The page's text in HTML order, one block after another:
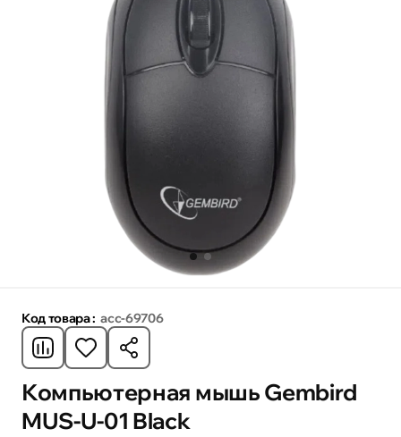
Код товара : acc-69706
Компьютерная мышь Gembird
MUS-U-01 Black